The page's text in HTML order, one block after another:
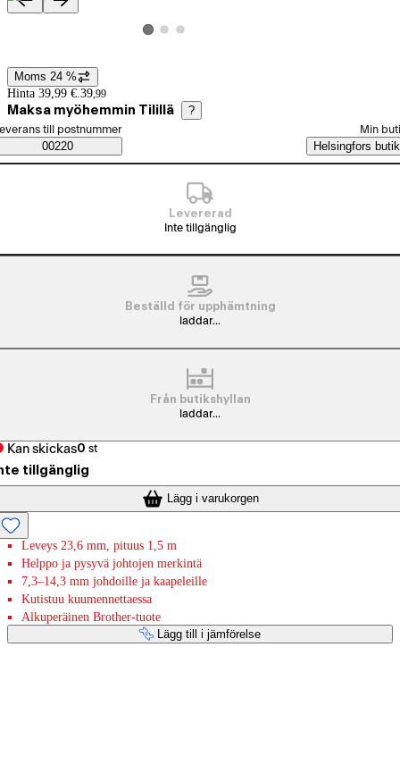
Produktbilder och videor
Visa produktbild 1
Visa produktbild 2
Visa produktbild 3
Prisinformation
Moms 24 %
Hinta 39,99 €. 39,99
Maksa myöhemmin Tilillä ?
Saatavuustiedot
beställningssätt
till postnummer
00220
Min
Helsingfors butik
Levererad
Inte tillgänglig
Beställd för upphämtning
laddar...
Från butikshyllan
laddar...
Kan skickas0 st
tillgänglig
Lägg i varukorgen
Leveys 23,6 mm, pituus 1,5 m
Helppo ja pysyvä johtojen merkintä
7,3–14,3 mm johdoille ja kaapeleille
Kutistuu kuumennettaessa
Alkuperäinen Brother-tuote
Lägg till i jämförelse